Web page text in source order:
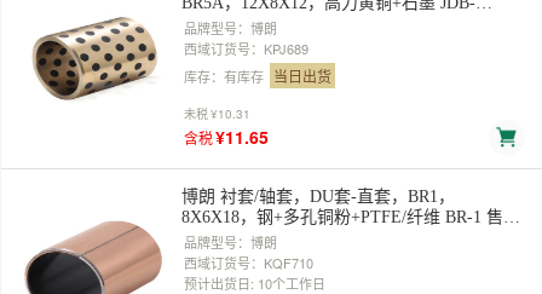
081212， 售卖规格：1个
品牌型号：博朗
西域订货号：KPJ689
库存：有库存 当日出货
未税¥10.31
含税¥11.65
博朗 衬套/轴套，DU套-直套，BR1，
8X6X18，钢+多孔铜粉+PTFE/纤维 BR-1 售卖
规格：1个
品牌型号：博朗
西域订货号：KQF710
预计出货日: 10个工作日